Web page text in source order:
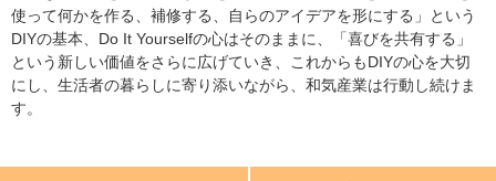
使って何かを作る、補修する、自らのアイデアを形にする」という
DIYの基本、Do It Yourselfの心はそのままに、「喜びを共有する」
という新しい価値をさらに広げていき、これからもDIYの心を大切
にし、生活者の暮らしに寄り添いながら、和気産業は行動し続けま
す。